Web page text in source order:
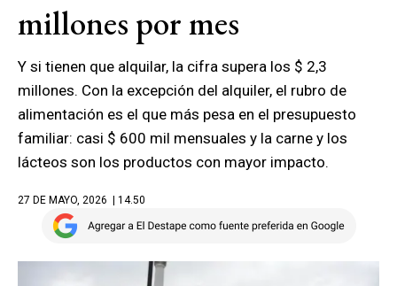
millones por mes
Y si tienen que alquilar, la cifra supera los $ 2,3
millones. Con la excepción del alquiler, el rubro de
alimentación es el que más pesa en el presupuesto
familiar: casi $ 600 mil mensuales y la carne y los
lácteos son los productos con mayor impacto.
27 DE MAYO, 2026 | 14.50